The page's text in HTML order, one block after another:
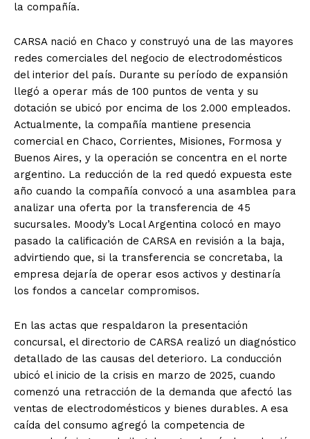
la compañía.
CARSA nació en Chaco y construyó una de las mayores
redes comerciales del negocio de electrodomésticos
del interior del país. Durante su período de expansión
llegó a operar más de 100 puntos de venta y su
dotación se ubicó por encima de los 2.000 empleados.
Actualmente, la compañía mantiene presencia
comercial en Chaco, Corrientes, Misiones, Formosa y
Buenos Aires, y la operación se concentra en el norte
argentino. La reducción de la red quedó expuesta este
año cuando la compañía convocó a una asamblea para
analizar una oferta por la transferencia de 45
sucursales. Moody’s Local Argentina colocó en mayo
pasado la calificación de CARSA en revisión a la baja,
advirtiendo que, si la transferencia se concretaba, la
empresa dejaría de operar esos activos y destinaría
los fondos a cancelar compromisos.
En las actas que respaldaron la presentación
concursal, el directorio de CARSA realizó un diagnóstico
detallado de las causas del deterioro. La conducción
ubicó el inicio de la crisis en marzo de 2025, cuando
comenzó una retracción de la demanda que afectó las
ventas de electrodomésticos y bienes durables. A esa
caída del consumo agregó la competencia de